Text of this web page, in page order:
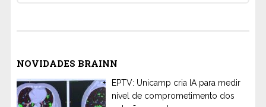
NOVIDADES BRAINN
EPTV: Unicamp cria IA para medir
nível de comprometimento dos